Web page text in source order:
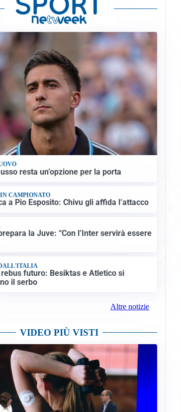
resta un’opzione per la porta
CAMPIONATO
a Pio Esposito: Chivu gli affida l’attacco
la Juve: “Con l’Inter servirà essere
futuro: Besiktas e Atletico si
il serbo
Altre notizie
VIDEO PIÙ VISTI